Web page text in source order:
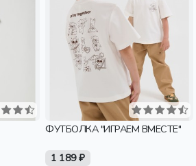
ФУТБОЛКА "ИГРАЕМ ВМЕСТЕ"
1 189 ₽